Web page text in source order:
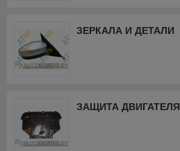
ЗЕРКАЛА И ДЕТАЛИ
ЗАЩИТА ДВИГАТЕЛЯ